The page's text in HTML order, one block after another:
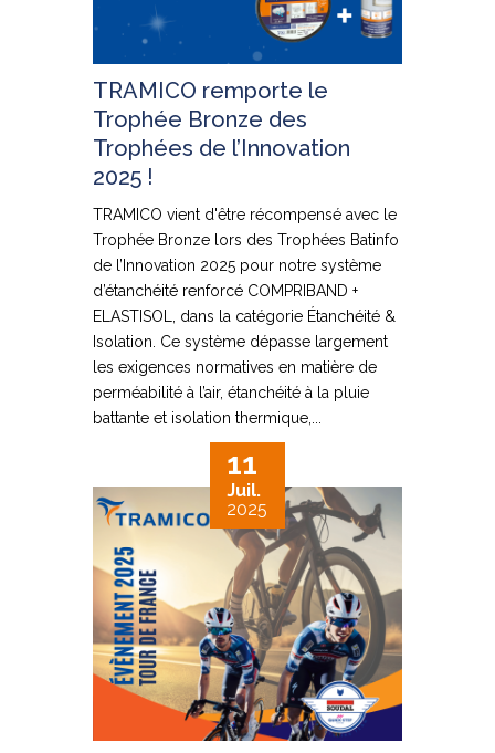
TRAMICO remporte le
Trophée Bronze des
Trophées de l’Innovation
2025 !
TRAMICO vient d'être récompensé avec le
Trophée Bronze lors des Trophées Batinfo
de l’Innovation 2025 pour notre système
d’étanchéité renforcé COMPRIBAND +
ELASTISOL, dans la catégorie Étanchéité &
Isolation. Ce système dépasse largement
les exigences normatives en matière de
perméabilité à l’air, étanchéité à la pluie
battante et isolation thermique,...
11
Juil.
2025